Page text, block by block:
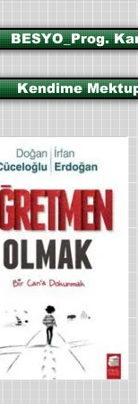
BESYO_Prog.
Kendime